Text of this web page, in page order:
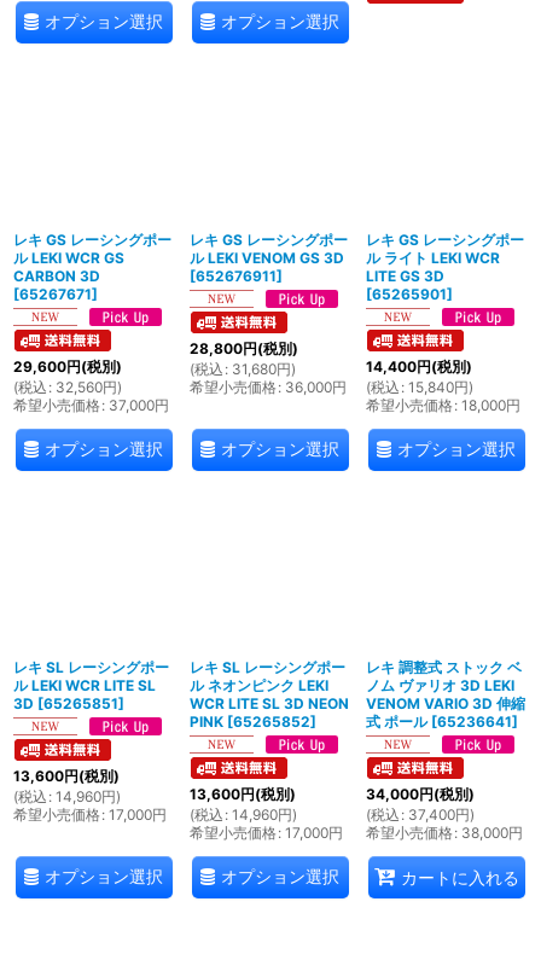
オプション選択 オプション選択
レキ GS レーシングポー
ル LEKI WCR GS
CARBON 3D
[65267671]
29,600円(税別)
(税込 : 32,560円)
希望小売価格: 37,000円
オプション選択
レキ GS レーシングポー
ル LEKI VENOM GS 3D
[652676911]
28,800円(税別)
(税込 : 31,680円)
希望小売価格: 36,000円
オプション選択
レキ GS レーシングポー
ル ライト LEKI WCR
LITE GS 3D
[65265901]
14,400円(税別)
(税込 : 15,840円)
希望小売価格: 18,000円
オプション選択
レキ SL レーシングポー
ル LEKI WCR LITE SL
3D [65265851]
13,600円(税別)
(税込 : 14,960円)
希望小売価格: 17,000円
オプション選択
レキ SL レーシングポー
ル ネオンピンク LEKI
WCR LITE SL 3D NEON
PINK [65265852]
13,600円(税別)
(税込 : 14,960円)
希望小売価格: 17,000円
オプション選択
レキ 調整式 ストック ベ
ノム ヴァリオ 3D LEKI
VENOM VARIO 3D 伸縮
式 ポール [65236641]
34,000円(税別)
(税込 : 37,400円)
希望小売価格: 38,000円
カートに入れる